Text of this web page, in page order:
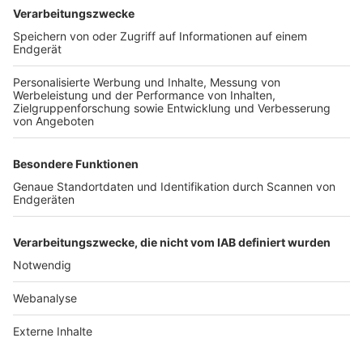
TOP-VEREINE
TOP-PARTNER
Nutzungsbedingungen Datenschutz Impressum